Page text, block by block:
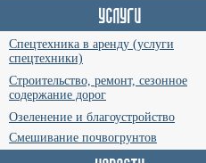
Спецтехника в аренду (услуги
спецтехники)
Строительство, ремонт, сезонное
содержание дорог
Озеленение и благоустройство
Смешивание почвогрунтов